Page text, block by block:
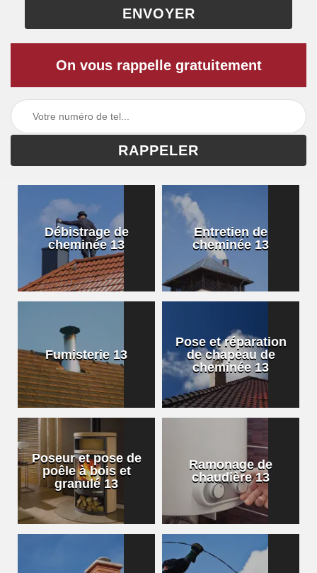
On vous rappelle gratuitement
Débistrage de
cheminée 13
Entretien de
cheminée 13
Fumisterie 13
Pose et réparation
de chapeau de
cheminée 13
Poseur et pose de
poêle à bois et
granulé 13
Ramonage de
chaudière 13